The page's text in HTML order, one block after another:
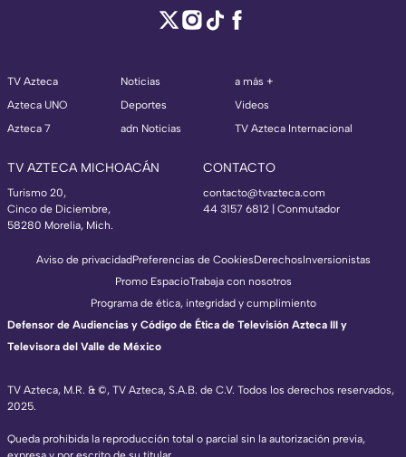
TV Azteca
Azteca UNO
Azteca 7
Noticias
Deportes
adn Noticias
a más +
Videos
TV Azteca Internacional
TV AZTECA MICHOACÁN
Turismo 20,
Cinco de Diciembre,
58280 Morelia, Mich.
CONTACTO
contacto@tvazteca.com
44 3157 6812 | Conmutador
TV Azteca, M.R. & ©, TV Azteca, S.A.B. de C.V. Todos los derechos reservados,
2025.
Queda prohibida la reproducción total o parcial sin la autorización previa,
Aviso de privacidadPreferencias de CookiesDerechosInversionistas
Promo EspacioTrabaja con nosotros
Programa de ética, integridad y cumplimiento
Defensor de Audiencias y Código de Ética de Televisión Azteca III y
Televisora del Valle de México